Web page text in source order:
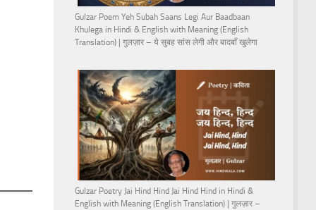
Gulzar Poem Yeh Subah Saans Legi Aur Baadbaan
Khulega in Hindi & English with Meaning (English
Translation) | गुलज़ार – ये सुबह सांस लेगी और बादबाँ खुलेगा
Gulzar Poetry Jai Hind Hind Jai Hind Hind in Hindi &
English with Meaning (English Translation) | गुलज़ार –